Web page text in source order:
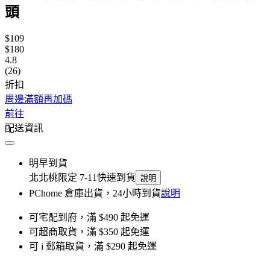
頭
$109
$180
4.8
(26)
折扣
周邊滿額再加碼
前往
配送資訊
明早到貨
北北桃限定 7-11快速到貨 說明
PChome 倉庫出貨，24小時到貨說明
可宅配到府，滿 $490 起免運
可超商取貨，滿 $350 起免運
可 i 郵箱取貨，滿 $290 起免運